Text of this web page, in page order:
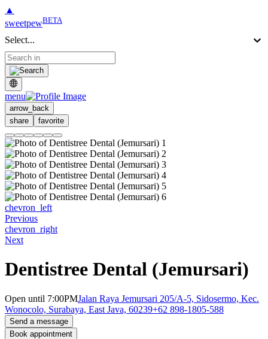
▲
sweetpewBETA
Select...
menu
arrow_back
share
favorite
chevron_left
Previous
chevron_right
Next
Dentistree Dental (Jemursari)
Open until 7:00PMJalan Raya Jemursari 205/A-5, Sidosermo, Kec.
Wonocolo, Surabaya, East Java, 60239+62 898-1805-588
Send a message
Book appointment